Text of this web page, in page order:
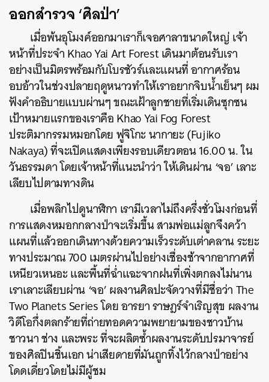
ออกสำรวจ ‘ศิลป่า’
เมื่อพ้นอุโมงค์ออกมาเราก็เจอศาลาขนาดใหญ่ เจ้า
หน้าที่ประจำ Khao Yai Art Forest เดินมาต้อนรับเรา
อย่างเป็นมิตรพร้อมกับโบรชัวร์และแผนที่ อากาศร้อน
อบอ้าวในช่วงปลายฤดูหนาวทำให้เราอยากจิบน้ำเย็นๆ ผม
ฟังคำอธิบายแบบผ่านๆ ขณะเฝ้าลูกชายที่เริ่มเดินซุกซน
เป้าหมายแรกของเราคือ Khao Yai Fog Forest
ประติมากรรมหมอกโดย ฟูจิโกะ นากายะ (Fujiko
Nakaya) ที่จะเปิดแสดงเพียงรอบเดียวตอน 16.00 น. ใน
วันธรรมดา โดยเจ้าหน้าที่แนะนำว่า ให้เดินผ่าน ‘จอ’ เลาะ
เลียบไปตามทางดิน
เมื่อพลิกไปดูนาฬิกา เรามีเวลาไม่ถึงครึ่งชั่วโมงก่อนที่
การแสดงหมอกกลางป่าจะเริ่มขึ้น สามพ่อแม่ลูกจึงคว้า
แผนที่แล้วออกเดินทางด้วยความเร็วระดับเต่าคลาน ระยะ
ทางประมาณ 700 เมตรผ่านไปอย่างเชื่องช้าจากอากาศที่
เหนียวเหนอะ และพื้นที่ฉ่ำแฉะจากฝนที่เพิ่งตกลงไม่นาน
เราเลาะเลียบผ่าน ‘จอ’ ผลงานศิลปะจัดวางที่มีชื่อว่า The
Two Planets Series โดย อารยา ราษฎร์จำเริญสุข ผลงาน
วิดีโอกึ่งตลกร้ายที่ถ่ายทอดความพยายามของชาวบ้าน
ชาวนา ช่าง และพระ ที่จะผลิตซ้ำผลงานระดับปรมาจารย์
ของศิลปินชิ้นเอก น่าเสียดายที่มันถูกทิ้งไว้กลางป่าอย่าง
โดดเดี่ยวโดยไม่มีผู้ชม